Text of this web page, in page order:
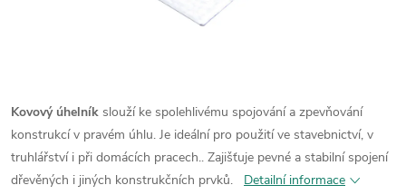
Kovový úhelník slouží ke spolehlivému spojování a zpevňování
konstrukcí v pravém úhlu. Je ideální pro použití ve stavebnictví, v
truhlářství i při domácích pracech.. Zajišťuje pevné a stabilní spojení
dřevěných i jiných konstrukčních prvků.
Detailní informace